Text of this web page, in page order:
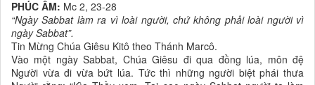
PHÚC ÂM: Mc 2, 23-28
“Ngày Sabbat làm ra vì loài người, chứ không phải loài người vì
ngày Sabbat”.
Tin Mừng Chúa Giêsu Kitô theo Thánh Marcô.
Vào một ngày Sabbat, Chúa Giêsu đi qua đồng lúa, môn đệ
Người vừa đi vừa bứt lúa. Tức thì những người biệt phái thưa